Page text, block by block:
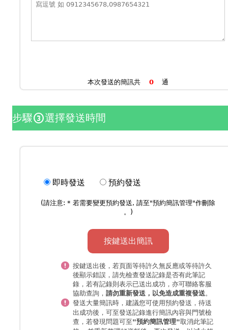
本次發送的簡訊共 通
步驟counter_3選擇發送時間
即時發送 預約發送
(請注意: * 若需要變更預約發送, 請至"預約簡訊管理"作刪除
。)
按鍵送出簡訊
按鍵送出後，若頁面等待許久無反應或等待許久
後顯示錯誤，請先檢查發送記錄是否有此筆記
錄，若有記錄則表示已送出成功，亦可聯絡客服
協助查詢，請勿重新發送，以免造成重複發送。
發送大量簡訊時，建議您可使用預約發送 ，待送
出成功後，可至發送記錄進行簡訊內容與門號檢
查，若發現問題可至"預約簡訊管理"取消此筆記